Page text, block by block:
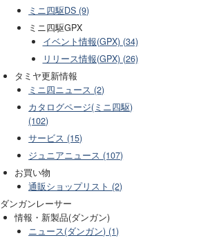
ミニ四駆DS (9)
ミニ四駆GPX
イベント情報(GPX) (34)
リリース情報(GPX) (26)
タミヤ更新情報
ミニ四ニュース (2)
カタログページ(ミニ四駆)
(102)
サービス (15)
ジュニアニュース (107)
お買い物
通販ショップリスト (2)
ダンガンレーサー
情報・新製品(ダンガン)
ニュース(ダンガン) (1)